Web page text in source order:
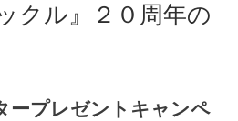
クル』２０周年の
ープレゼントキャンペ